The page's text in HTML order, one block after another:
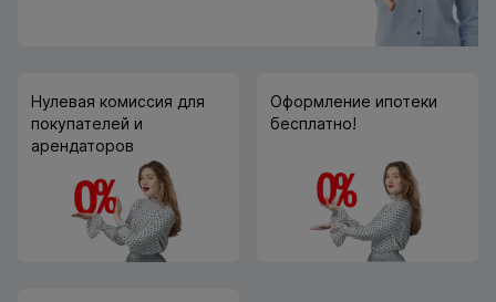
Нулевая комиссия для
покупателей и
арендаторов
Оформление ипотеки
бесплатно!